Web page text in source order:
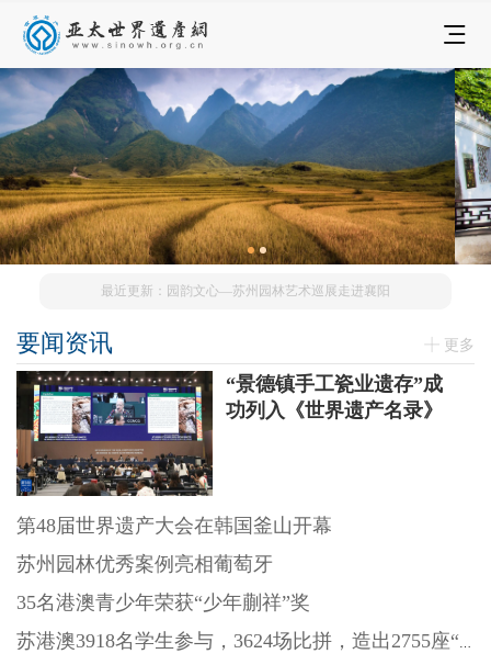
最近更新：园韵文心—苏州园林艺术巡展走进襄阳
要闻资讯 更多
“景德镇手工瓷业遗存”成
功列入《世界遗产名录》
第48届世界遗产大会在韩国釜山开幕
苏州园林优秀案例亮相葡萄牙
35名港澳青少年荣获“少年蒯祥”奖
苏港澳3918名学生参与，3624场比拼，造出2755座“迷你园林”